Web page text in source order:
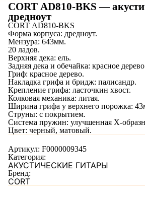
CORT AD810-BKS —
дредноут
CORT AD810-BKS
Форма корпуса: дредноут.
Мензура: 643мм.
20 ладов.
Верхняя дека: ель.
Задняя дека и обечайка: красное
Гриф: красное дерево.
Накладка грифа и бридж: палисандр.
Крепление грифа: ласточкин хвост.
Колковая механика: литая.
Ширина грифа у верхнего порожка:
Струны: с покрытием.
Система пружин: улучшенная X-
Цвет: черный, матовый.
Артикул: F0000009345
Категория:
АКУСТИЧЕСКИЕ ГИТАРЫ
Бренд:
CORT